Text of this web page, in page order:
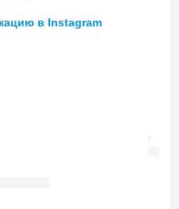
в Instagram